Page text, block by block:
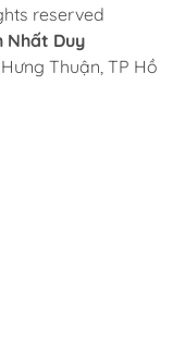
reserved
Nhất Duy
Thuận, TP Hồ